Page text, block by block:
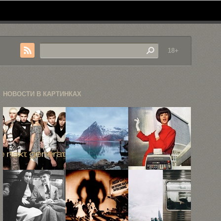
18+
НОВОСТИ В КАРТИНКАХ
Фэшн-
фотограф
Филипп
Желенска
Ландшафтные
пейзажи
Дмитрия
Питенина
Рекламные
плакаты 50-х
годов